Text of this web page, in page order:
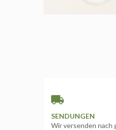
SENDUNGEN
Wir versenden nach